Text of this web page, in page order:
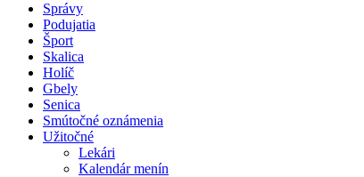
Správy
Podujatia
Šport
Skalica
Holíč
Gbely
Senica
Smútočné oznámenia
Užitočné
Lekári
Kalendár menín